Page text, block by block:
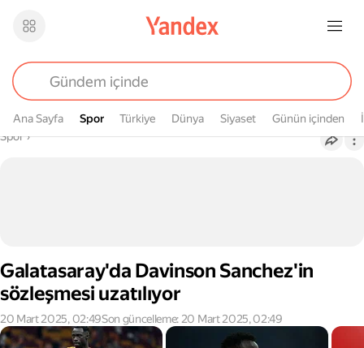
Ana Sayfa Spor
Spor Türkiye Dünya Siyaset Günün içinden
Buradasın
Spor›
Galatasaray'da Davinson Sanchez'in
sözleşmesi uzatılıyor
20 Mart 2025, 02:49Son güncelleme: 20 Mart 2025, 02:49